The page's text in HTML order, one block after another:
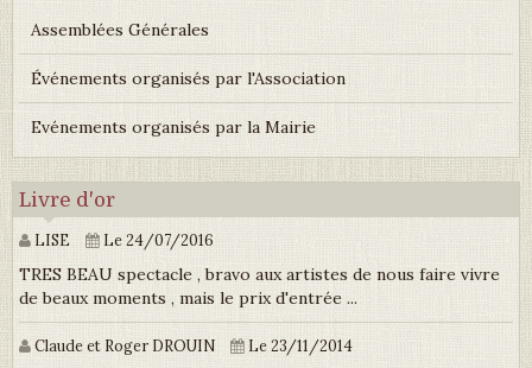
Assemblées Générales
Événements organisés par l'Association
Evénements organisés par la Mairie
Livre d'or
LISE Le 24/07/2016
TRES BEAU spectacle , bravo aux artistes de nous faire vivre
de beaux moments , mais le prix d'entrée ...
Claude et Roger DROUIN Le 23/11/2014